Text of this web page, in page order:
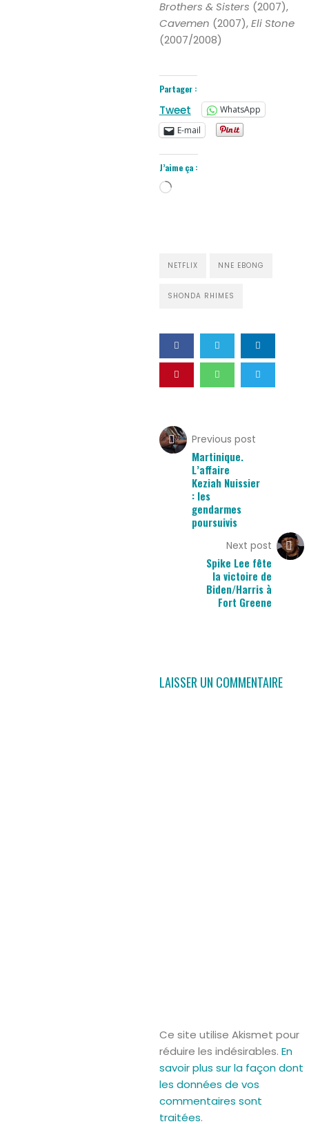
Brothers & Sisters (2007),
Cavemen (2007),Eli Stone
(2007/2008)
Partager :
Tweet
WhatsApp
E-mail
J’aime ça :
Chargement…
NETFLIX NNE EBONG
SHONDA RHIMES
Previous post
Martinique.
L’affaire
Keziah Nuissier
: les
gendarmes
poursuivis
Next post
Spike Lee fête
la victoire de
Biden/Harris à
Fort Greene
LAISSER UN COMMENTAIRE
Ce site utilise Akismet pour
réduire les indésirables. En
savoir plus sur la façon dont
les données de vos
commentaires sont
traitées.